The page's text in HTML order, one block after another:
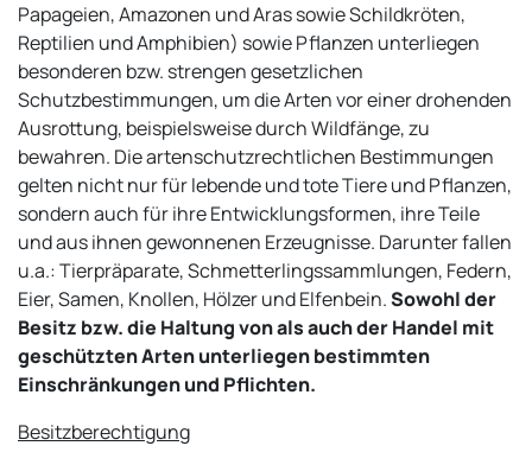
Papageien, Amazonen und Aras sowie Schildkröten,
Reptilien und Amphibien) sowie Pflanzen unterliegen
besonderen bzw. strengen gesetzlichen
Schutzbestimmungen, um die Arten vor einer drohenden
Ausrottung, beispielsweise durch Wildfänge, zu
bewahren. Die artenschutzrechtlichen Bestimmungen
gelten nicht nur für lebende und tote Tiere und Pflanzen,
sondern auch für ihre Entwicklungsformen, ihre Teile
und aus ihnen gewonnenen Erzeugnisse. Darunter fallen
u.a.: Tierpräparate, Schmetterlingssammlungen, Federn,
Eier, Samen, Knollen, Hölzer und Elfenbein.Sowohl der
Besitz bzw. die Haltung von als auch der Handel mit
geschützten Arten unterliegen bestimmten
Einschränkungen und Pflichten.
Besitzberechtigung